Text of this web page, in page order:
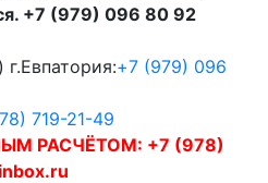
+7 (979) 096 80 92
+7 (979) 096
719-21-49
РАСЧЁТОМ: +7 (978)